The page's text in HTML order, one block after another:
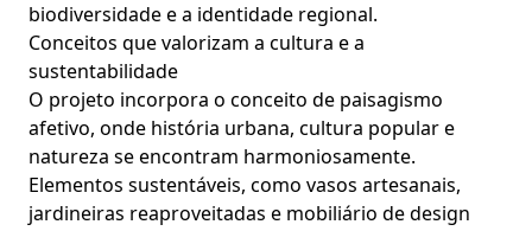
biodiversidade e a identidade regional.
Conceitos que valorizam a cultura e a
sustentabilidade
O projeto incorpora o conceito de paisagismo
afetivo, onde história urbana, cultura popular e
natureza se encontram harmoniosamente.
Elementos sustentáveis, como vasos artesanais,
jardineiras reaproveitadas e mobiliário de design